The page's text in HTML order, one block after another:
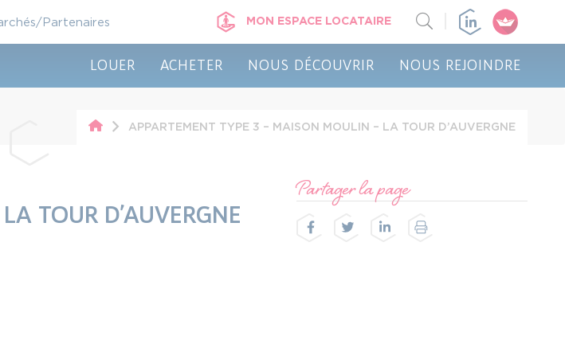
Partenaires MON ESPACE LOCATAIRE
LOUER ACHETER NOUS DÉCOUVRIR NOUS REJOINDRE
APPARTEMENT TYPE 3 – MAISON MOULIN – LA TOUR D’AUVERGNE
TOUR D’AUVERGNE
Partager la page